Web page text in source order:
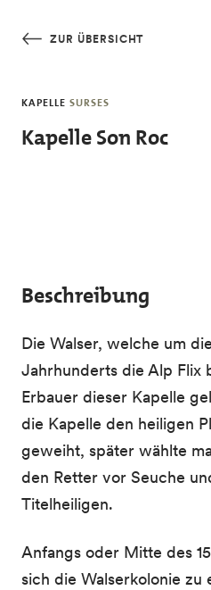
ZUR ÜBERSICHT
KAPELLE SURSES
Kapelle Son Roc
Beschreibung
Die Walser, welche um
Jahrhunderts die Alp Flix
Erbauer dieser Kapelle
die Kapelle den heiligen
geweiht, später wählte
den Retter vor Seuche
Titelheiligen.
Anfangs oder Mitte des
sich die Walserkolonie zu